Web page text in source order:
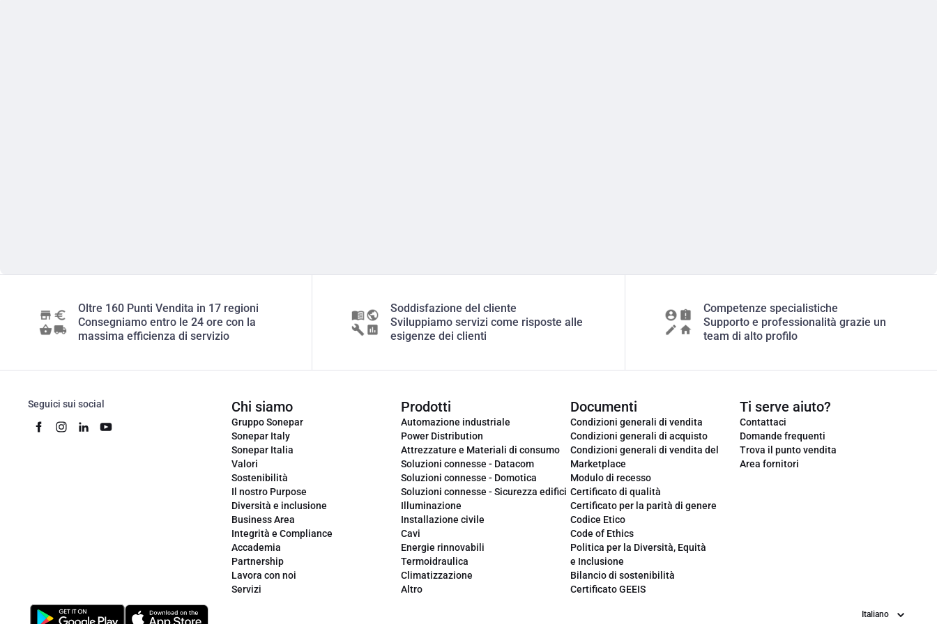
Oltre 160 Punti Vendita in 17 regioni
Consegniamo entro le 24 ore con la
massima efficienza di servizio
Soddisfazione del cliente
Sviluppiamo servizi come risposte alle
esigenze dei clienti
Competenze specialistiche
Supporto e professionalità grazie un
team di alto profilo
Seguici sui social Chi siamo
Gruppo Sonepar
Sonepar Italy
Sonepar Italia
Valori
Sostenibilità
Il nostro Purpose
Diversità e inclusione
Business Area
Integrità e Compliance
Accademia
Partnership
Lavora con noi
Servizi
Prodotti
Automazione industriale
Power Distribution
Attrezzature e Materiali di consumo
Soluzioni connesse - Datacom
Soluzioni connesse - Domotica
Soluzioni connesse - Sicurezza edifici
Illuminazione
Installazione civile
Cavi
Energie rinnovabili
Termoidraulica
Climatizzazione
Altro
Documenti
Condizioni generali di vendita
Condizioni generali di acquisto
Condizioni generali di vendita del
Marketplace
Modulo di recesso
Certificato di qualità
Certificato per la parità di genere
Codice Etico
Code of Ethics
Politica per la Diversità, Equità
e Inclusione
Bilancio di sostenibilità
Certificato GEEIS
Ti serve aiuto?
Contattaci
Domande frequenti
Trova il punto vendita
Area fornitori
Lingua